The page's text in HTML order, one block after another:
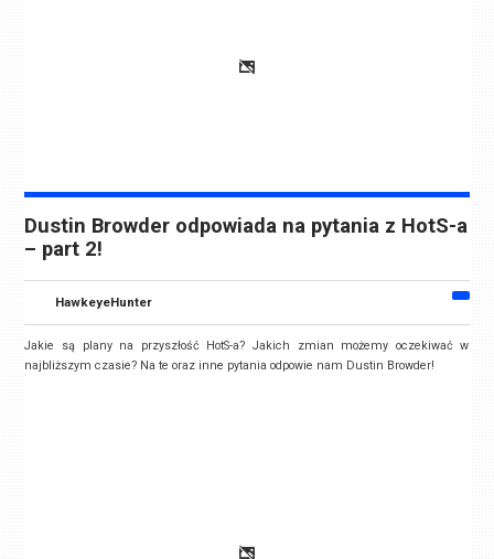
Dustin Browder odpowiada na pytania z HotS-a
– part 2!
HawkeyeHunter
Jakie są plany na przyszłość HotS-a? Jakich zmian możemy oczekiwać w
najbliższym czasie? Na te oraz inne pytania odpowie nam Dustin Browder!